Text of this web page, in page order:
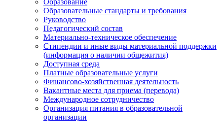
Образование
Образовательные стандарты и требования
Руководство
Педагогический состав
Материально-техническое обеспечение
Стипендии и иные виды материальной поддержки
(информация о наличии общежития)
Доступная среда
Платные образовательные услуги
Финансово-хозяйственная деятельность
Вакантные места для приема (перевода)
Международное сотрудничество
Организация питания в образовательной
организации